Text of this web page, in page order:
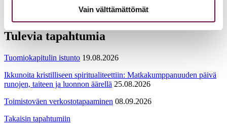
Vain välttämättömät
Tulevia tapahtumia
Tuomiokapitulin istunto 19.08.2026
Ikkunoita kristilliseen spiritualiteettiin: Matkakumppanuuden päivä
runojen, taiteen ja luonnon äärellä 25.08.2026
Toimistoväen verkostotapaaminen 08.09.2026
Takaisin tapahtumiin